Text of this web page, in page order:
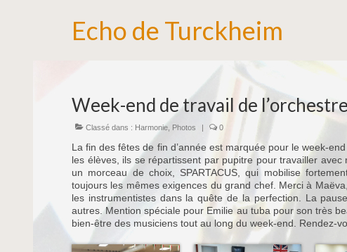
Echo de Turckheim
Week-end de travail de
Classé dans : Harmonie Photos | 0
La fin des fêtes de fin d’année est marquée pour le week-
les élèves, ils se répartissent par pupitre pour travailler
un morceau de choix, SPARTACUS, qui mobilise
toujours les mêmes exigences du grand chef. Merci à
les instrumentistes dans la quête de la perfection. La
autres. Mention spéciale pour Emilie au tuba pour son très
bien-être des musiciens tout au long du week-end. Rendez-